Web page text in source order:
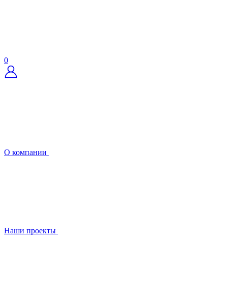
0
О компании
Наши проекты